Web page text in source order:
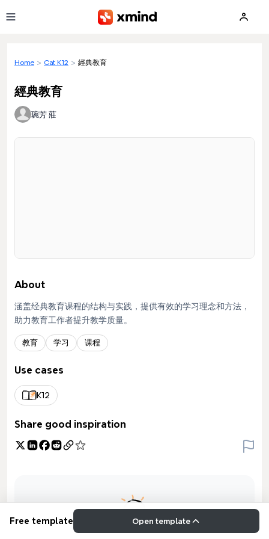
Home > Cat K12 > 經典教育
經典教育
琬芳 莊
About
涵盖经典教育课程的结构与实践，提供有效的学习理念和方法，
助力教育工作者提升教学质量。
教育 学习 课程
Use cases
K12
Share good inspiration
Free template Open template